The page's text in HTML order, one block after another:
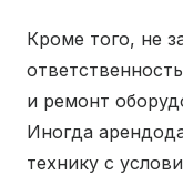
Кроме того, не
и ремонт
Иногда
технику с